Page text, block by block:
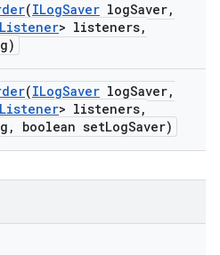
(ILogSaver logSaver,
Listener> listeners,
(ILogSaver logSaver,
Listener> listeners,
, boolean setLogSaver)